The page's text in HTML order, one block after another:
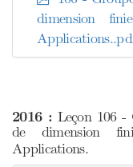
dimension
2016 : Leçon 106 -
de dimension
Applications.